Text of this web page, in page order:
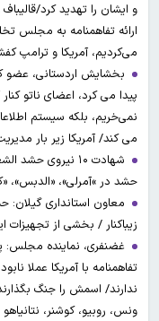
و ایشان را تهدید کرد/
ارائه تفاهمنامه به مجلس
می‌کردیم، آمریکا و ترامپ
بخشایش اردستانی، عضو
پیدا می کرد، اعضای ناتو
نمی‌خریم، بلکه سیستم
می کند/ آمریکا زیر بار
شهادت ۱۰ نیروی
حشد در »آمرلی»، «الدبس»،
معاون استانداری گیلان:
زیباکنار / بخشی از
غضنفری، نماینده مجلس:
تفاهمنامه با آمریکا عملا
ندارند/ اسمش را جنگ
ونس، روبیو، کوشنر،